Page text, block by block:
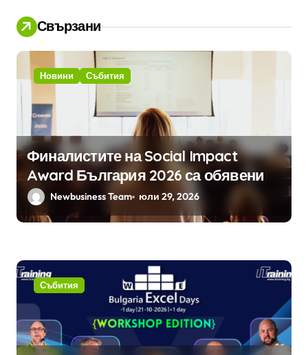
Свързани
Новини Събития
Финалистите на Social Impact
Award България 2026 са обявени
Newbusiness Team юли 29, 2026
Събития